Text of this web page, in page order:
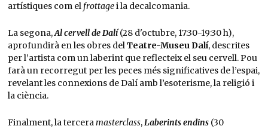
artístiques com el frottagei la decalcomania.
La segona,Al cervell de Dalí(28 d'octubre, 17:30-19:30 h),
aprofundirà en les obres delTeatre-Museu Dalí, descrites
per l’artista com un laberint que reflecteix el seu cervell. Pou
farà un recorregut per les peces més significatives de l’espai,
revelant les connexions de Dalí amb l’esoterisme, la religió i
la ciència.
Finalment, la terceramasterclass,Laberints endins(30